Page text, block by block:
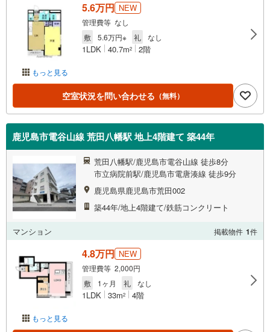
もっと見る
5.6万円 NEW
管理費等 なし
敷
5.6万円※ 礼 なし
1LDK 40.7m2 2階
空室状況を問い合わせる （無料）
鹿児島市電谷山線 荒田八幡駅 地上4階建て 築44年
荒田八幡駅/鹿児島市電谷山線 徒歩8分
市立病院前駅/鹿児島市電唐湊線 徒歩9分
鹿児島県鹿児島市荒田002
築44年/地上4階建て/鉄筋コンクリート
マンション 掲載物件 1件
もっと見る
4.8万円 NEW
管理費等 2,000円
敷
1ヶ月 礼 なし
1LDK 33m2 4階